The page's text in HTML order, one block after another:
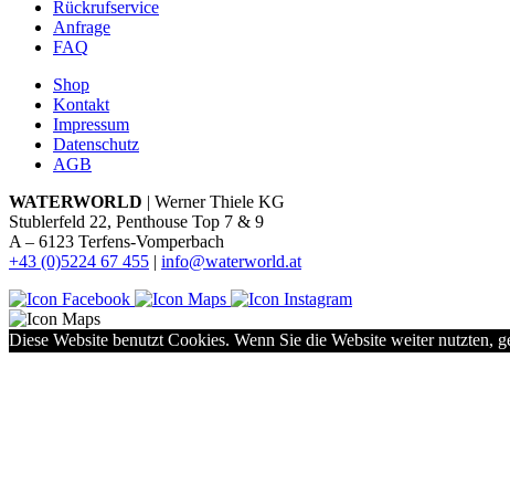
Rückrufservice
Anfrage
FAQ
Shop
Kontakt
Impressum
Datenschutz
AGB
WATERWORLD | Werner Thiele KG
Stublerfeld 22, Penthouse Top 7 & 9
A – 6123 Terfens-Vomperbach
+43 (0)5224 67 455 | info@waterworld.at
Diese Website benutzt Cookies. Wenn Sie die Website weiter nutzten,